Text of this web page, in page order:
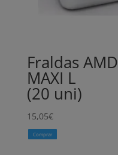
Fraldas AMD
MAXI L
(20 uni)
15,05€
Comprar